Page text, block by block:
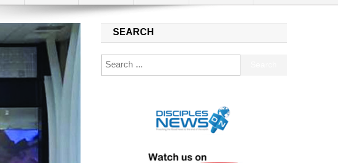
SEARCH